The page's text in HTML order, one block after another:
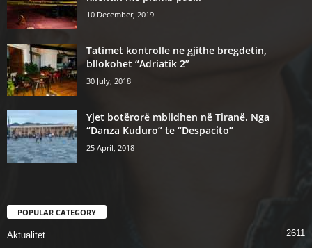
10 December, 2019
Tatimet kontrolle ne gjithe bregdetin,
bllokohet “Adriatik 2”
30 July, 2018
Yjet botërorë mblidhen në Tiranë. Nga
“Danza Kuduro” te “Despacito”
25 April, 2018
POPULAR CATEGORY
Aktualitet 2611